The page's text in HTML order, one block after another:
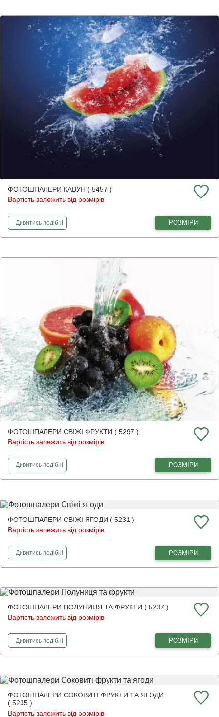
ФОТОШПАЛЕРИ КАВУН ( 5457 )
Вартість залежить від розмірів
Дивитисьфотошпалери
подібні РОЗМІРИ
ФОТОШПАЛЕРИ СВІЖІ ФРУКТИ ( 5297 )
Вартість залежить від розмірів
Дивитисьфотошпалери
подібні РОЗМІРИ
ФОТОШПАЛЕРИ СВІЖІ ЯГОДИ ( 5231 )
Вартість залежить від розмірів
Дивитисьфотошпалери
подібні РОЗМІРИ
ФОТОШПАЛЕРИ ПОЛУНИЦЯ ТА ФРУКТИ ( 5237 )
Вартість залежить від розмірів
Дивитисьфотошпалери
подібні РОЗМІРИ
ФОТОШПАЛЕРИ СОКОВИТІ ФРУКТИ ТА ЯГОДИ
( 5235 )
Вартість залежить від розмірів